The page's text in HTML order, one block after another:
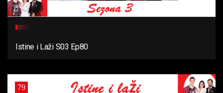
Istine i Laži S03 Ep80
79